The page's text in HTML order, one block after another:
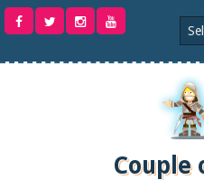
Aller
Couple